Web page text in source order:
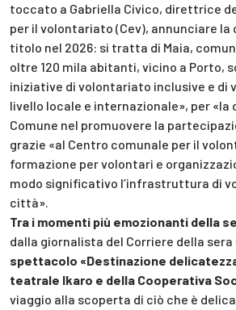
toccato a Gabriella Civico, direttrice
per il volontariato (Cev), annunciare
titolo nel 2026: si tratta di Maia,
oltre 120 mila abitanti, vicino a Porto,
iniziative di volontariato inclusive e di
livello locale e internazionale», per «la
Comune nel promuovere la
grazie «al Centro comunale per il
formazione per volontari e
modo significativo l’infrastruttura di
città».
Tra i momenti più emozionanti della
dalla giornalista del Corriere della sera
spettacolo «Destinazione
teatrale Ikaro e della Cooperativa
viaggio alla scoperta di ciò che è